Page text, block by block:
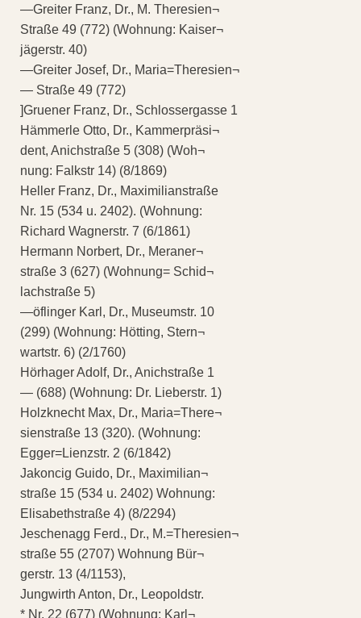
—Greiter Franz, Dr., M. Theresien¬
Straße 49 (772) (Wohnung: Kaiser¬
jägerstr. 40)
—Greiter Josef, Dr., Maria=Theresien¬
— Straße 49 (772)
]Gruener Franz, Dr., Schlossergasse 1
Hämmerle Otto, Dr., Kammerpräsi¬
dent, Anichstraße 5 (308) (Woh¬
nung: Falkstr 14) (8/1869)
Heller Franz, Dr., Maximilianstraße
Nr. 15 (534 u. 2402). (Wohnung:
Richard Wagnerstr. 7 (6/1861)
Hermann Norbert, Dr., Meraner¬
straße 3 (627) (Wohnung= Schid¬
lachstraße 5)
—öflinger Karl, Dr., Museumstr. 10
(299) (Wohnung: Hötting, Stern¬
wartstr. 6) (2/1760)
Hörhager Adolf, Dr., Anichstraße 1
— (688) (Wohnung: Dr. Lieberstr. 1)
Holzknecht Max, Dr., Maria=There¬
sienstraße 13 (320). (Wohnung:
Egger=Lienzstr. 2 (6/1842)
Jakoncig Guido, Dr., Maximilian¬
straße 15 (534 u. 2402) Wohnung:
Elisabethstraße 4) (8/2294)
Jeschenagg Ferd., Dr., M.=Theresien¬
straße 55 (2707) Wohnung Bür¬
gerstr. 13 (4/1153),
Jungwirth Anton, Dr., Leopoldstr.
* Nr. 22 (677) (Wohnung: Karl¬